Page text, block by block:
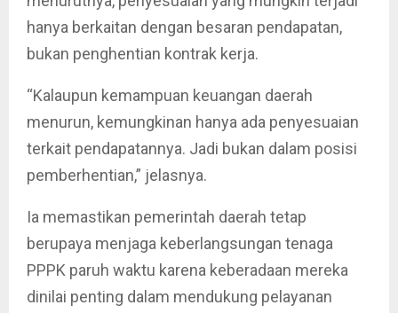
hanya berkaitan dengan besaran pendapatan,
bukan penghentian kontrak kerja.
“Kalaupun kemampuan keuangan daerah
menurun, kemungkinan hanya ada penyesuaian
terkait pendapatannya. Jadi bukan dalam posisi
pemberhentian,” jelasnya.
Ia memastikan pemerintah daerah tetap
berupaya menjaga keberlangsungan tenaga
PPPK paruh waktu karena keberadaan mereka
dinilai penting dalam mendukung pelayanan